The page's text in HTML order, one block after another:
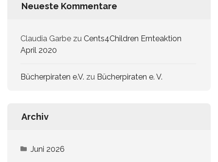
Neueste Kommentare
Claudia Garbe zu Cents4Children Ernteaktion
April 2020
Bücherpiraten e.V. zu Bücherpiraten e. V.
Archiv
Juni 2026